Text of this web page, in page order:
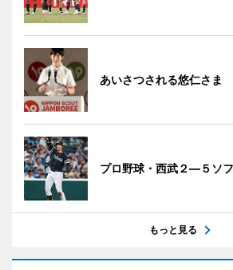
あいさつされる悠仁さま
プロ野球・西武２―５ソ
もっと見る